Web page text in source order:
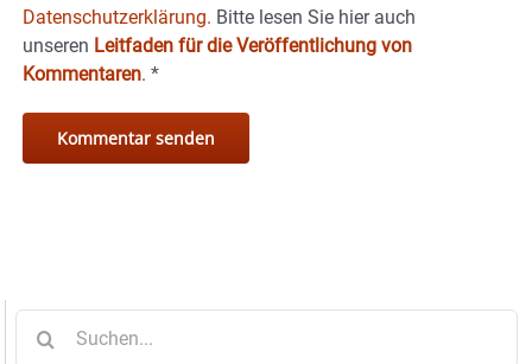
Datenschutzerklärung. Bitte lesen Sie hier auch
unseren Leitfaden für die Veröffentlichung von
Kommentaren. *
nach: